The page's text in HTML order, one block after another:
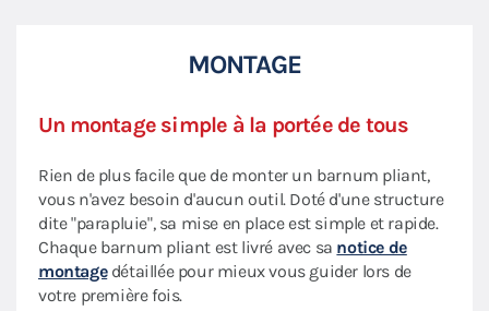
MONTAGE
Un montage simple à la portée de tous
Rien de plus facile que de monter un barnum pliant,
vous n'avez besoin d'aucun outil. Doté d'une structure
dite "parapluie", sa mise en place est simple et rapide.
Chaque barnum pliant est livré avec sa notice de
montagedétaillée pour mieux vous guider lors de
votre première fois.